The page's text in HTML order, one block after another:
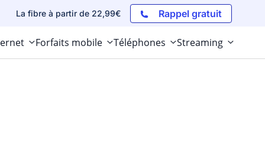
La fibre à partir de 22,99€ Rappel gratuit
Forfaits mobile Téléphones Streaming